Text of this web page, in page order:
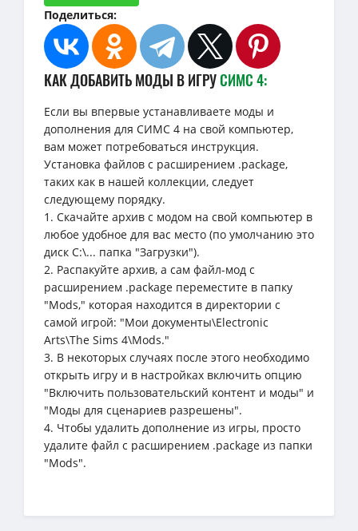
Поделиться:
КАК ДОБАВИТЬ МОДЫ В ИГРУСИМС 4:
Если вы впервые устанавливаете моды и
дополнения для СИМС 4 на свой компьютер,
вам может потребоваться инструкция.
Установка файлов с расширением .package,
таких как в нашей коллекции, следует
следующему порядку.
1. Скачайте архив с модом на свой компьютер в
любое удобное для вас место (по умолчанию это
диск C:\... папка "Загрузки").
2. Распакуйте архив, а сам файл-мод с
расширением .package переместите в папку
"Mods," которая находится в директории с
самой игрой: "Мои документы\Electronic
Arts\The Sims 4\Mods."
3. В некоторых случаях после этого необходимо
открыть игру и в настройках включить опцию
"Включить пользовательский контент и моды" и
"Моды для сценариев разрешены".
4. Чтобы удалить дополнение из игры, просто
удалите файл с расширением .package из папки
"Mods".